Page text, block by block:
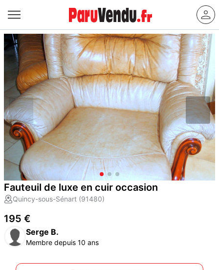
Fauteuil de luxe en cuir occasion
Quincy-sous-Sénart (91480)
195 €
Serge B.
Membre depuis 10 ans